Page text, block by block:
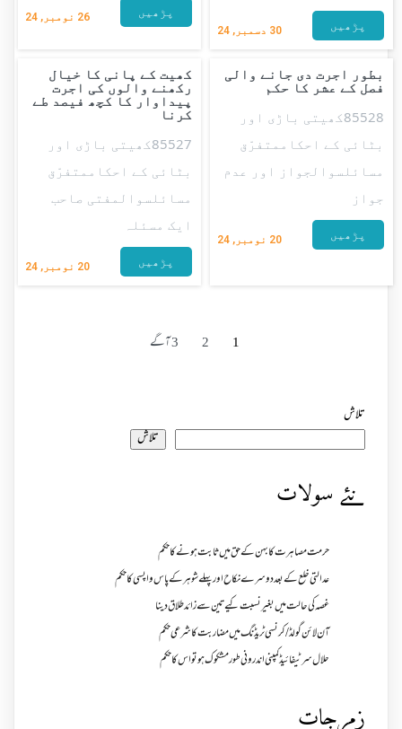
30 دسمبر, 24 پڑھیں
26 نومبر, 24 پڑھیں
بطور اجرت دی جانے والی
فصل کے عشر کا حکم
20 نومبر, 24
85528کھیتی باڑی اور
بٹائی کے احکاممتفرّق
مسائلسوالجواز اور عدم
جواز
پڑھیں
کھیت کے پانی کا خیال
رکھنے والوں کی اجرت
پیداوار کا کچھ فیصد طے
کرنا
20 نومبر, 24
85527کھیتی باڑی اور
بٹائی کے احکاممتفرّق
مسائلسوالمفتی صاحب
ایک مسئلہ
پڑھیں
1
2
3آگے
تلاش
تلاش
نئے سولات
حرمت مصاہرت کا بہن کے حق میں ثابت ہونے کا حکم
عدالتی خلع کے بعد دوسرے نکاح اور پہلے شوہر کے پاس واپسی کا حکم
غصہ کی حالت میں بغیر نسبت کیے تین سے زائد طلاق دینا
آن لائن گولڈ /کرنسی ٹریڈنگ میں مضاربت کا شرعی حکم
حلال سرٹیفائیڈ کمپنی اندرونی طور مشکوک ہو تو اس کا حکم
زمرجات